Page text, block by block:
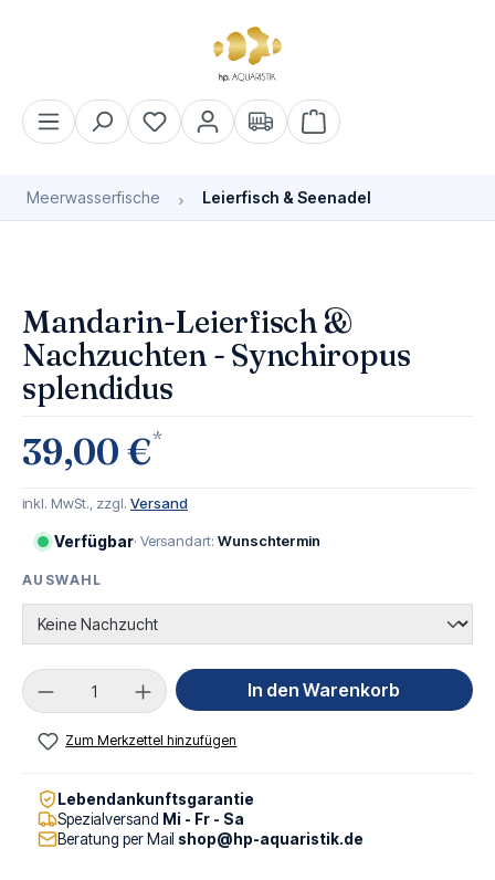
Warenkorb enthält 0
Meerwasserfische Leierfisch & Seenadel
Mandarin-Leierfisch &
Nachzuchten - Synchiropus
splendidus
39,00 €*
inkl. MwSt., zzgl. Versand
Verfügbar· Versandart: Wunschtermin
AUSWAHL
AUSWÄHLEN
Produkt Anzahl: Gib den gewünschten Wert
In den Warenkorb
Zum Merkzettel hinzufügen
Lebendankunftsgarantie
Spezialversand Mi - Fr - Sa
Beratung per Mail shop@hp-aquaristik.de